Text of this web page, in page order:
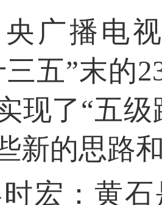
央广播电
三五”末的
现了“五
新的思路
宏：黄